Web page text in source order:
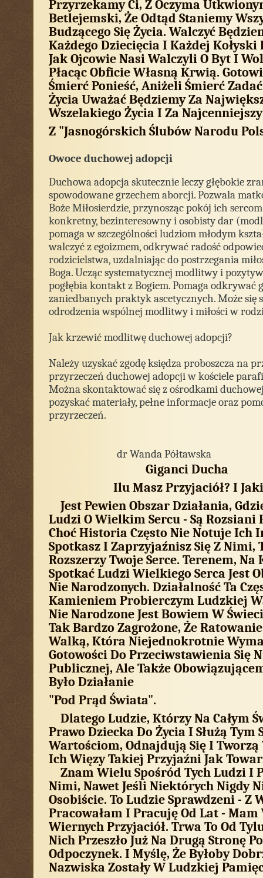
Przyrzekamy Ci, Z Oczyma
Betlejemski, Że Odtąd Staniemy
Budzącego Się Życia. Walczyć
Każdego Dziecięcia I Każdej Kołyski
Jak Ojcowie Nasi Walczyli O Byt I
Płacąc Obficie Własną Krwią.
Śmierć Ponieść, Aniżeli Śmierć
Życia Uważać Będziemy Za
Wszelakiego Życia I Za
Z "Jasnogórskich Ślubów Narodu
Owoce duchowej adopcji
Duchowa adopcja skutecznie leczy głębokie
spowodowane grzechem aborcji. Pozwala
Boże Miłosierdzie, przynosząc pokój ich
konkretny, bezinteresowny i osobisty dar
pomaga w szczególności ludziom młodym
walczyć z egoizmem, odkrywać radość
rodzicielstwa, uzdalniając do postrzegania
Boga. Ucząc systematycznej modlitwy i
pogłębia kontakt z Bogiem. Pomaga odkrywać
zaniedbanych praktyk ascetycznych. Może się
odrodzenia wspólnej modlitwy i miłości w
Jak krzewić modlitwę duchowej adopcji?
Należy uzyskać zgodę księdza proboszcza na
przyrzeczeń duchowej adopcji w kościele
Można skontaktować się z ośrodkami
pozyskać materiały, pełne informacje oraz
przyrzeczeń.
dr Wanda Półtawska
Giganci Ducha
Ilu Masz Przyjaciół? I
Jest Pewien Obszar Działania,
Ludzi O Wielkim Sercu - Są Rozsiani
Choć Historia Często Nie Notuje Ich
Spotkasz I Zaprzyjaźnisz Się Z Nimi,
Rozszerzy Twoje Serce. Terenem,
Spotkać Ludzi Wielkiego Serca Jest
Nie Narodzonych. Działalność Ta
Kamieniem Probierczym Ludzkiej
Nie Narodzone Jest Bowiem W
Tak Bardzo Zagrożone, Że Ratowanie
Walką, Która Niejednokrotnie
Gotowości Do Przeciwstawienia Się
Publicznej, Ale Także
Było Działanie
"pod Prąd Świata".
Dlatego Ludzie, Którzy Na Całym
Prawo Dziecka Do Życia I Służą Tym
Wartościom, Odnajdują Się I Tworzą
Ich Więzy Takiej Przyjaźni Jak
Znam Wielu Spośród Tych Ludzi I
Nimi, Nawet Jeśli Niektórych Nigdy
Osobiście. To Ludzie Sprawdzeni - Z
Pracowałam I Pracuję Od Lat -
Wiernych Przyjaciół. Trwa To Od
Nich Przeszło Już Na Drugą Stronę
Odpoczynek. I Myślę, Że Byłoby
Nazwiska Zostały W Ludzkiej